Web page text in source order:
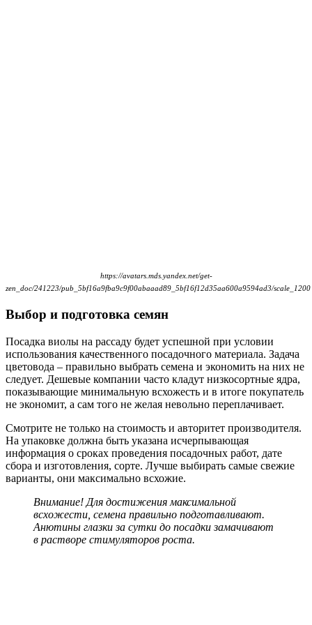
https://avatars.mds.yandex.net/get-
zen_doc/241223/pub_5bf16a9fba9c9f00abaaad89_5bf16f12d35aa600a9594ad3/scale_1200
Выбор и подготовка семян
Посадка виолы на рассаду будет успешной при условии
использования качественного посадочного материала. Задача
цветовода – правильно выбрать семена и экономить на них не
следует. Дешевые компании часто кладут низкосортные ядра,
показывающие минимальную всхожесть и в итоге покупатель
не экономит, а сам того не желая невольно переплачивает.
Смотрите не только на стоимость и авторитет производителя.
На упаковке должна быть указана исчерпывающая
информация о сроках проведения посадочных работ, дате
сбора и изготовления, сорте. Лучше выбирать самые свежие
варианты, они максимально всхожие.
Внимание! Для достижения максимальной
всхожести, семена правильно подготавливают.
Анютины глазки за сутки до посадки замачивают
в растворе стимуляторов роста.